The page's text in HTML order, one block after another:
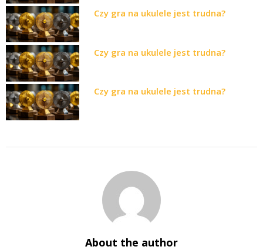
Czy gra na ukulele jest trudna?
Czy gra na ukulele jest trudna?
Czy gra na ukulele jest trudna?
About the author